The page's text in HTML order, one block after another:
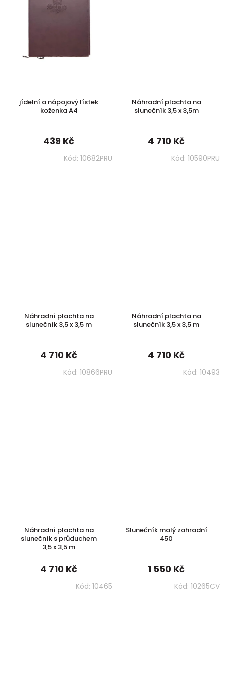
jídelní a nápojový lístek
koženka A4
439 Kč
Náhradní plachta na
slunečník 3,5 x 3,5m
4 710 Kč
Náhradní plachta na
slunečník 3,5 x 3,5 m
4 710 Kč
Kód: 10682PRU
Náhradní plachta na
slunečník 3,5 x 3,5 m
4 710 Kč
Kód: 10590PRU
Náhradní plachta na
slunečník s průduchem
3,5 x 3,5 m
4 710 Kč
Kód: 10866PRU
Slunečník malý zahradní
450
1 550 Kč
Kód: 10493
Kód: 10465 Kód: 10265CV